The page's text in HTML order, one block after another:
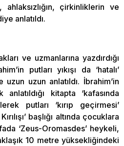
ahlaksızlığın, çirkinliklerin ve
anlatıldı.
ve uzmanlarına yazdırdığı
putları yıkışı da ‘hatalı’
uzun anlatıldı. İbrahim’in
kitapta ‘kafasında
putları ‘kırıp geçirmesi’
başlığı altında çocuklara
‘Zeus-Oromasdes’ heykeli,
10 metre yüksekliğindeki